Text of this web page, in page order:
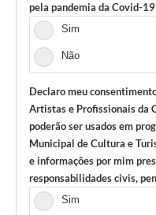
pela pandemia da Covid-
Sim
Não
Declaro meu
Artistas e Profissionais da
poderão ser usados em
Municipal de Cultura e
e informações por mim
responsabilidades civis,
Sim